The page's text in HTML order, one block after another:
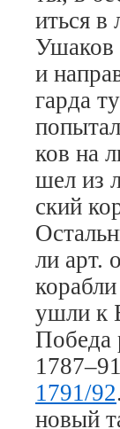
ить­ся в
Уша­ков
и
гар­да
ков на
шел из
ский
ли арт.
уш­ли к
По­бе­да
1791/92
но­вый